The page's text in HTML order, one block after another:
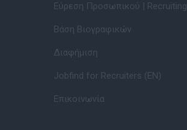
Εύρεση Προσωπικού | Recruiting
Βάση Βιογραφικών
Διαφήμιση
Jobfind for Recruiters (EN)
Επικοινωνία